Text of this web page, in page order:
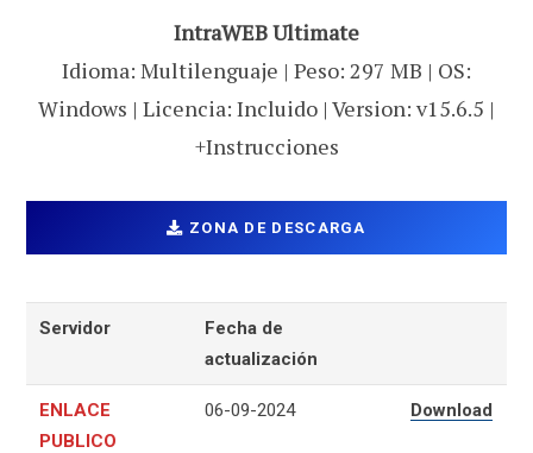
IntraWEB Ultimate
Idioma: Multilenguaje | Peso: 297 MB | OS:
Windows | Licencia: Incluido | Version: v15.6.5 |
+Instrucciones
ZONA DE DESCARGA
Servidor
Fecha de
actualización
ENLACE
PUBLICO
06-09-2024 Download